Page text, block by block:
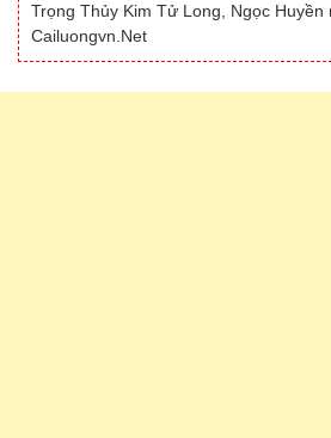
Trọng Thủy Kim Tử Long, Ngọc Huyền
Cailuongvn.Net